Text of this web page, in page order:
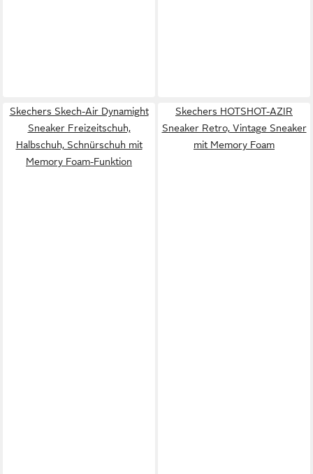
Skechers Skech-Air Dynamight
Sneaker Freizeitschuh,
Halbschuh, Schnürschuh mit
Memory Foam-Funktion
Skechers HOTSHOT-AZIR
Sneaker Retro, Vintage Sneaker
mit Memory Foam